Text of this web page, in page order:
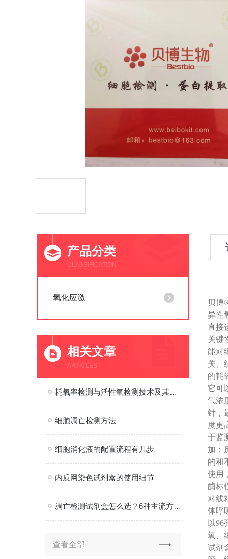
产品分类
CLASSIFICATION
氧化应激
相关文章
ARTICLES
耗氧率检测与活性氧检测技术及其在科研与工业中的应用
细胞凋亡检测方法
细胞消化液的配置流程有几步
内质网染色试剂盒的使用细节
凋亡检测试剂盒怎么选？6种主流方案对比与避坑指南
查看全部
贝博
异性
直接
关键
能对
关。
的耗
它可
气浓
针，
度更
于监
加；
的和
使用
酶标
对线
体呼
以96
氧、
试剂